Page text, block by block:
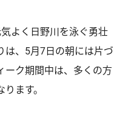
よく日野川を泳ぐ勇壮
は、5月7日の朝には片づ
ーク期間中は、多くの方
ます。